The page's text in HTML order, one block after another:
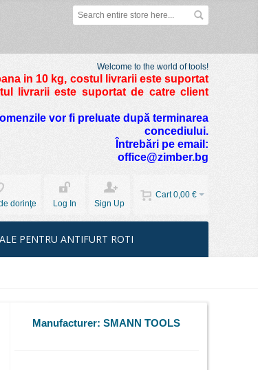
Welcome to the world of tools!
in 10 kg, costul livrarii este suportat
livrarii este suportat de catre client
vor fi preluate după terminarea
concediului.
Întrebări pe email:
office@zimber.bg
Cart 0,00 €
dorinţe Log In Sign Up
PENTRU ANTIFURT ROTI
Manufacturer:SMANN TOOLS